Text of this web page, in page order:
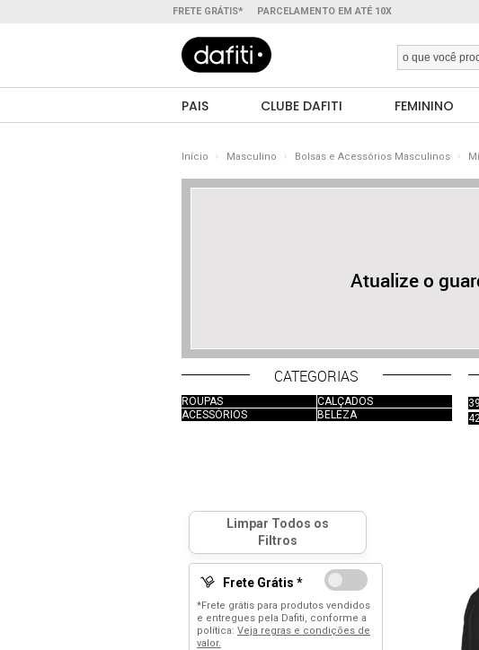
FRETE GRÁTIS* PARCELAMENTO EM ATÉ 10X
PAIS CLUBE DAFITI FEMININO
Início Masculino Bolsas e Acessórios Masculinos
Atualize o
CATEGORIAS
ROUPAS
CALÇADOS
ACESSÓRIOS
BELEZA
39
Frete Grátis *
*Frete grátis para produtos vendidos
e entregues pela Dafiti, conforme a
política: Veja regras e condições de
valor.